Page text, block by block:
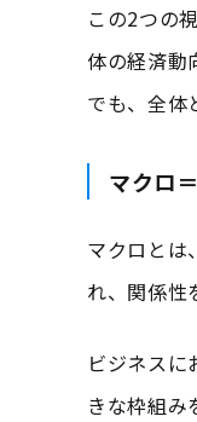
この2つの
体の経済動
でも、全体
マクロ
マクロとは、
れ、関係性
ビジネス
きな枠組み